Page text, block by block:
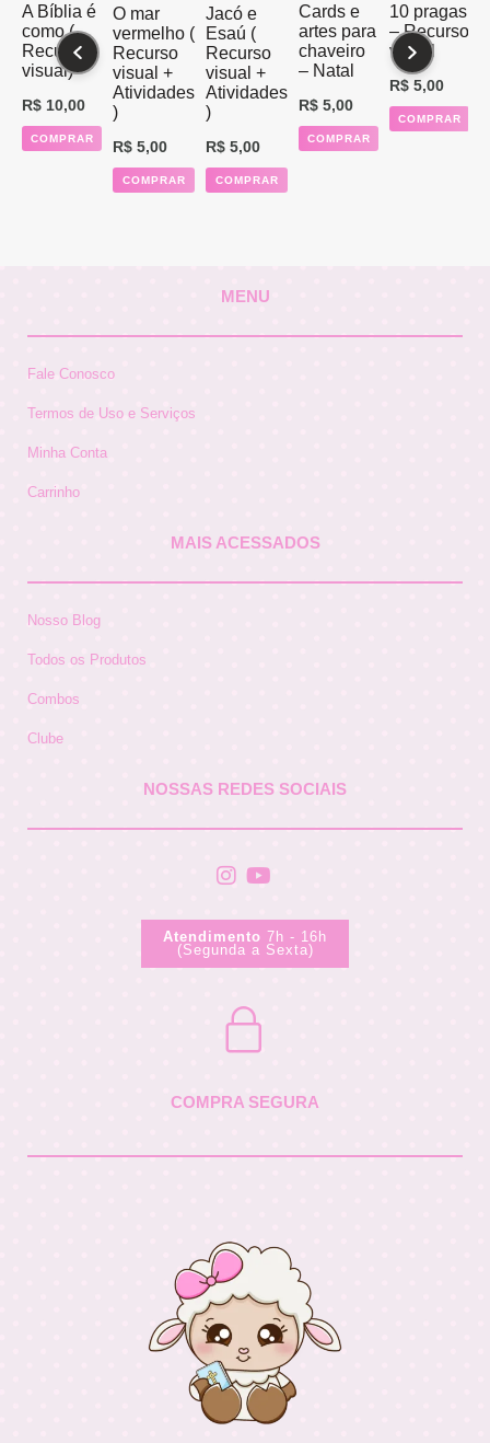
A Bíblia é
como (
Recurso
visual)
R$ 10,00
COMPRAR
O mar
vermelho (
Recurso
visual +
Atividades
)
R$ 5,00
COMPRAR
Jacó e
Esaú (
Recurso
visual +
Atividades
)
R$ 5,00
COMPRAR
Cards e
artes para
chaveiro
– Natal
R$ 5,00
COMPRAR
10 pragas
– Recurso
visual
R$ 5,00
COMPRAR
MENU
Fale Conosco
Termos de Uso e Serviços
Minha Conta
Carrinho
MAIS ACESSADOS
Nosso Blog
Todos os Produtos
Combos
Clube
NOSSAS REDES SOCIAIS
Atendimento 7h - 16h
(Segunda a Sexta)
COMPRA SEGURA